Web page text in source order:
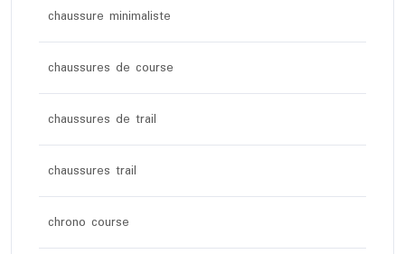
chaussure minimaliste
chaussures de course
chaussures de trail
chaussures trail
chrono course